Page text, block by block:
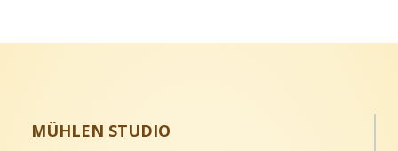
MÜHLEN STUDIO